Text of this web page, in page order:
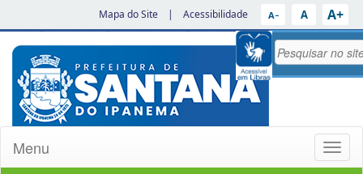
Mapa do Site | Acessibilidade A− A A+
Menu